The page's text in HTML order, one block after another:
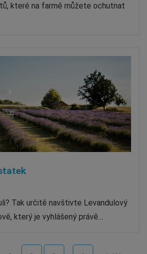
které na farmě můžete ochutnat
Tak určitě navštivte Levandulový
který je vyhlášený právě…